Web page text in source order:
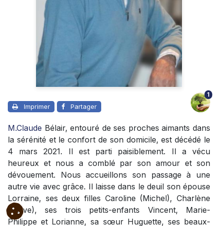
Imprimer Partager
1
M.Claude Bélair, entouré de ses proches aimants dans
la sérénité et le confort de son domicile, est décédé le
4 mars 2021. Il est parti paisiblement. Il a vécu
heureux et nous a comblé par son amour et son
dévouement. Nous accueillons son passage à une
autre vie avec grâce. Il laisse dans le deuil son épouse
Lorraine, ses deux filles Caroline (Michel), Charlène
(Steve), ses trois petits-enfants Vincent, Marie-
Philippe et Lorianne, sa sœur Huguette, ses beaux-